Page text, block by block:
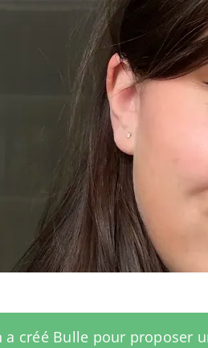
a créé Bulle pour proposer